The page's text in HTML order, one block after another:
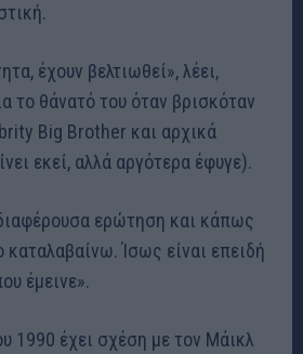
έχουν βελτιωθεί», λέει,
το θάνατό του όταν βρισκόταν
Big Brother και αρχικά
εκεί, αλλά αργότερα έφυγε).
ερώτηση και κάπως
Ίσως είναι επειδή
έμεινε».
1990 έχει σχέση με τον Μάικλ